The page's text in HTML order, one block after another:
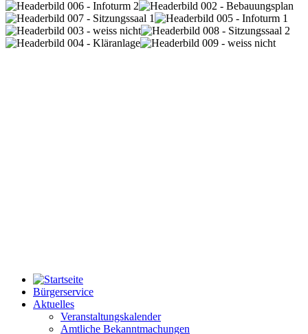
Bürgerservice
Aktuelles
Veranstaltungskalender
Amtliche Bekanntmachungen